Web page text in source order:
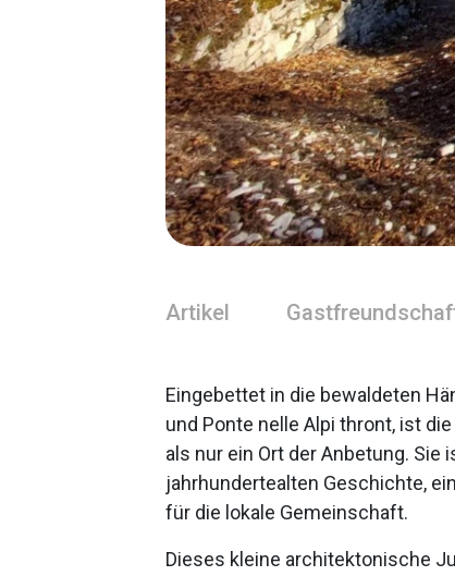
Artikel
Eingebettet in die bewaldeten
und Ponte nelle Alpi thront, ist
als nur ein Ort der Anbetung.
jahrhundertealten Geschichte,
für die lokale Gemeinschaft.
Dieses kleine architektonische